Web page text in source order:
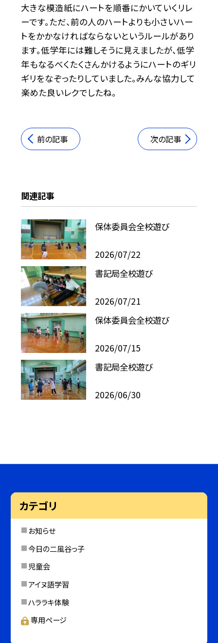
大きな模造紙にハートを順番にかいていくリレ
ーです。ただ、前の人のハートよりも小さいハー
トをかかなければならないというルールがあり
ます。低学年には難しそうに見えましたが、低学
年もなるべくたくさんかけるようにハートのギリ
ギリをなぞったりしていました。みんな協力して
楽めた良いレクでしたね。
前の記事 次の記事
関連記事
保体委員会全校遊び
2026/07/22
書記局全校遊び
2026/07/21
保体委員会全校遊び
2026/07/15
書記局全校遊び
2026/06/30
カテゴリ
お知らせ
今日の二風谷っ子
児童会
アイヌ語学習
ハララキ体験
専用ページ